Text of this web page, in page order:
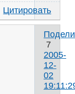
Цитировать
7
2005-
12-
02